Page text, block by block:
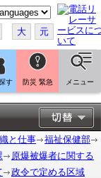
大 元
す 防災 緊急 メニュー
と仕事
福祉保健部
原爆被爆者に関する
政令で定める区域